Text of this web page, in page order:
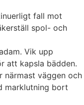
fall mot
spol- och
Vik upp
att kapsla bädden.
närmast väggen och
marklutning bort